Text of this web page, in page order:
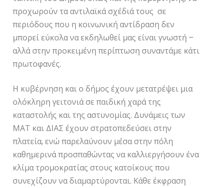
προχωρούν τα αντιλαϊκά σχέδιά τους σε
περιόδους που η κοινωνική αντίδραση δεν
μπορεί εύκολα να εκδηλωθεί μας είναι γνωστή –
αλλά στην προκειμένη περίπτωση συναντάμε κάτι
πρωτοφανές.
Η κυβέρνηση και ο δήμος έχουν μετατρέψει μια
ολόκληρη γειτονιά σε παιδική χαρά της
καταστολής και της αστυνομίας. Δυνάμεις των
ΜΑΤ και ΔΙΑΣ έχουν στρατοπεδεύσει στην
πλατεία, ενώ παρελαύνουν μέσα στην πόλη
καθημερινά προσπαθώντας να καλλιεργήσουν ένα
κλίμα τρομοκρατίας στους κατοίκους που
συνεχίζουν να διαμαρτύρονται. Κάθε έκφραση